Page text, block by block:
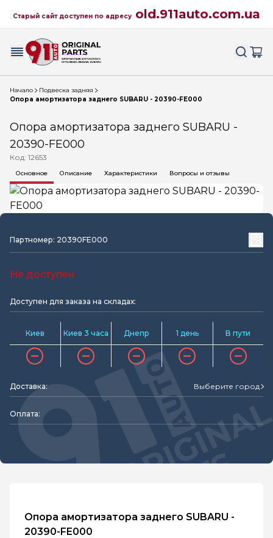
Старый сайт доступен по адресу old.911auto.com.ua
Начало
Подвеска задняя
Опора амортизатора заднего SUBARU - 20390-FE000
Опора амортизатора заднего SUBARU -
20390-FE000
Код: 12653
Основное Описание Характеристики Вопросы и отзывы
Партномер: 20390FE000
Не доступен
Доступен для заказа на складах:
Киев Киев 3 часа Днепр 1 день В пути
Доставка: Выберите город
Оплата:
Опора амортизатора заднего SUBARU -
20390-FE000